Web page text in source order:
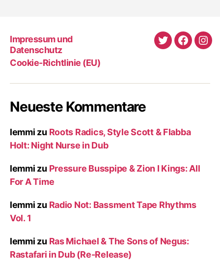
Impressum und
Datenschutz
Cookie-Richtlinie (EU)
Twitter
Neueste Kommentare
lemmi zu Roots Radics, Style Scott & Flabba
Holt: Night Nurse in Dub
lemmi zu Pressure Busspipe & Zion I Kings: All
For A Time
lemmi zu Radio Not: Bassment Tape Rhythms
Vol. 1
lemmi zu Ras Michael & The Sons of Negus:
Rastafari in Dub (Re-Release)